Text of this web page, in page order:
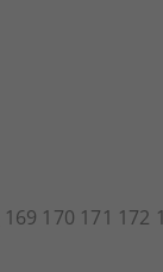
169 170 171 172